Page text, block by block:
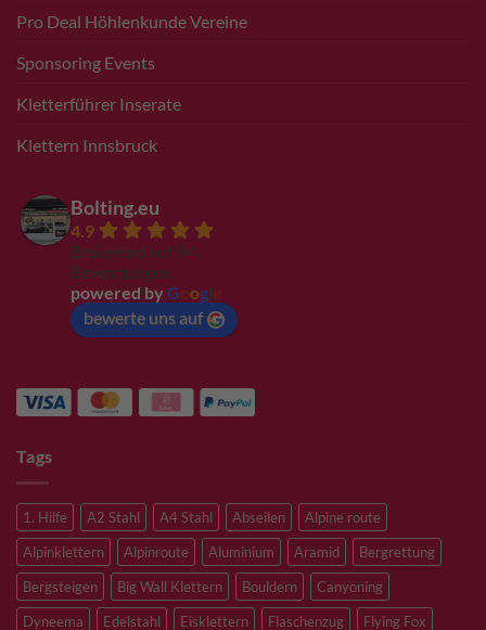
Pro Deal Höhlenkunde Vereine
Sponsoring Events
Kletterführer Inserate
Klettern Innsbruck
Bolting.eu
4.9
Basierend auf 94
Bewertungen
powered by G ogl
bewerte uns auf
Tags
1. Hilfe A2 Stahl A4 Stahl Abseilen
Alpine route
Alpinklettern
Alpinroute Aluminium Aramid
Bergrettung
Bergsteigen
Big Wall Klettern Bouldern
Canyoning
Dyneema
Edelstahl Eisklettern Flaschenzug
Flying Fox